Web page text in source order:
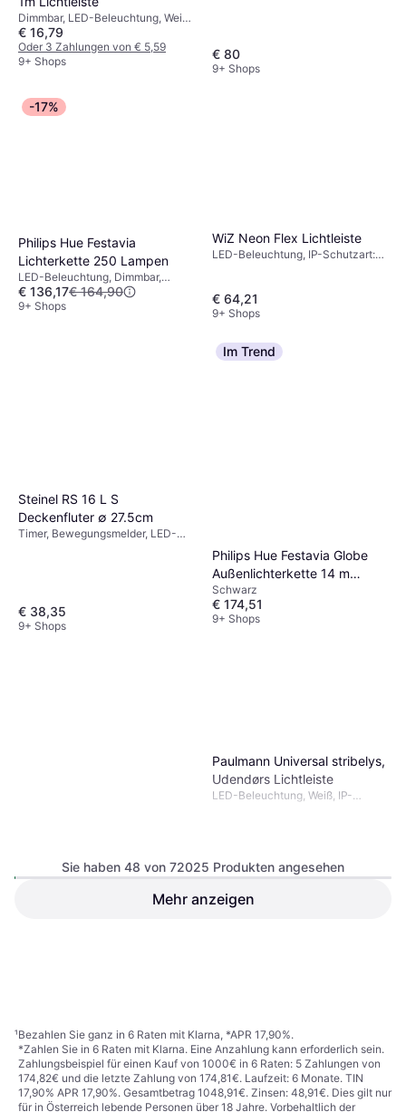
Dimmbar, LED-Beleuchtung, Weiß,
IP-Schutzart: IP20
€ 16,79
Oder 3 Zahlungen von € 5,59
9+ Shops
€ 80
9+ Shops
-17%
Philips Hue Festavia
Lichterkette 250 Lampen
LED-Beleuchtung, Dimmbar,
Schwarz, IP-Schutzart: IP44, IP54
€ 136,17€ 164,90
9+ Shops
WiZ Neon Flex Lichtleiste
LED-Beleuchtung, IP-Schutzart:
€ 64,21
9+ Shops
Steinel RS 16 L S
Deckenfluter ∅ 27.5cm
Timer, Bewegungsmelder, LED-
€ 38,35
9+ Shops
Im Trend
Philips Hue Festavia Globe
Außenlichterkette 14 m
Schwarz Lichterkette
Schwarz
€ 174,51
9+ Shops
Paulmann Universal stribelys,
Udendørs Lichtleiste
LED-Beleuchtung, Weiß, IP-
Sie haben 48 von 72025 Produkten angesehen
Mehr anzeigen
¹Bezahlen Sie ganz in 6 Raten mit Klarna, *APR 17,90%.
*Zahlen Sie in 6 Raten mit Klarna. Eine Anzahlung kann erforderlich sein.
Zahlungsbeispiel für einen Kauf von 1000€ in 6 Raten: 5 Zahlungen von
174,82€ und die letzte Zahlung von 174,81€. Laufzeit: 6 Monate. TIN
17,90% APR 17,90%. Gesamtbetrag 1048,91€. Zinsen: 48,91€. Dies gilt nur
für in Österreich lebende Personen über 18 Jahre. Vorbehaltlich der